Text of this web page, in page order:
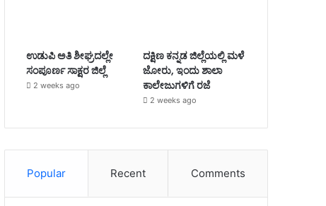
ಉಡುಪಿ ಅತಿ ಶೀಘ್ರದಲ್ಲೇ
ಸಂಪೂರ್ಣ ಸಾಕ್ಷರ ಜಿಲ್ಲೆ
2 weeks ago
ದಕ್ಷಿಣ ಕನ್ನಡ ಜಿಲ್ಲೆಯಲ್ಲಿ ಮಳೆ
ಜೋರು, ಇಂದು ಶಾಲಾ
ಕಾಲೇಜುಗಳಿಗೆ ರಜೆ
2 weeks ago
Popular Recent Comments